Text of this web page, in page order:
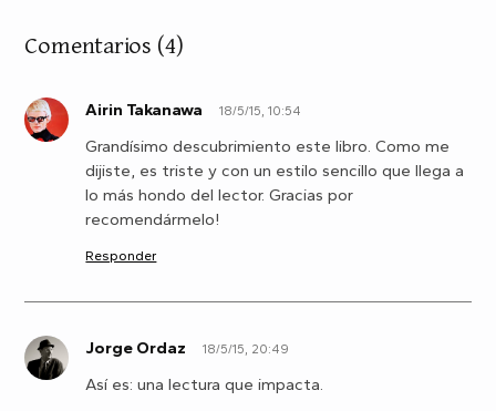
Comentarios (4)
A Airin Takanawa 18/5/15, 10:54
Grandísimo descubrimiento este libro. Como me
dijiste, es triste y con un estilo sencillo que llega a
lo más hondo del lector. Gracias por
recomendármelo!
Responder
J Jorge Ordaz 18/5/15, 20:49
Así es: una lectura que impacta.